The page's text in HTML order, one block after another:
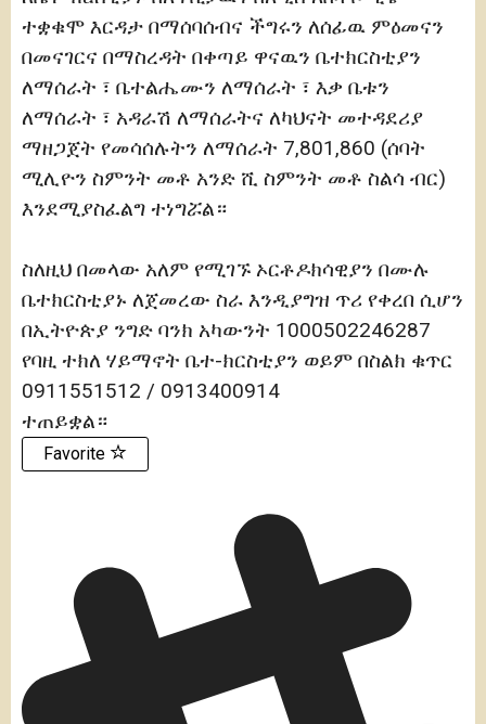
ተቋቁሞ እርዳታ በማሰባሰብና ችግሩን ለሰፊዉ ምዕመናን
በመናገርና በማስረዳት በቀጣይ ዋናዉን ቤተክርስቲያን
ለማሰራት ፣ ቤተልሔሙን ለማሰራት ፣ እቃ ቤቱን
ለማሰራት ፣ አዳራሽ ለማሰራትና ለካህናት መተዳደሪያ
ማዘጋጀት የመሳሰሉትን ለማሰራት 7,801,860 (ሰባት
ሚሊዮን ስምንት መቶ አንድ ሺ ስምንት መቶ ስልሳ ብር)
እንደሚያስፈልግ ተነግሯል።
ስለዚህ በመላው አለም የሚገኙ ኦርቶዶክሳዊያን በሙሉ
ቤተክርስቲያኑ ለጀመረው ስራ እንዲያግዝ ጥሪ የቀረበ ሲሆን
በኢትዮጵያ ንግድ ባንክ አካውንት 1000502246287
የባዚ ተክለ ሃይማኖት ቤተ-ክርስቲያን ወይም በስልክ ቁጥር
0911551512 / 0913400914
ተጠይቋል።
Favorite